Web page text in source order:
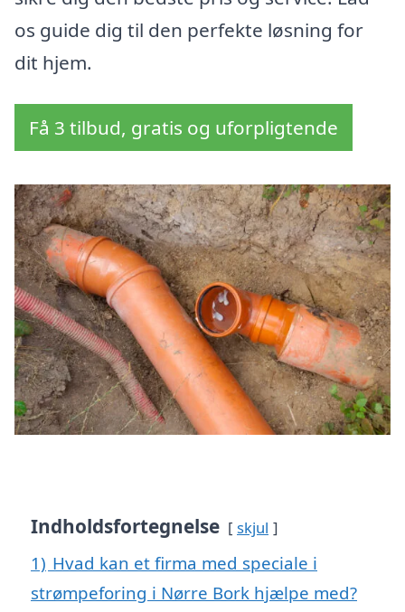
os guide dig til den perfekte løsning for
dit hjem.
Få 3 tilbud, gratis og uforpligtende
Indholdsfortegnelse skjul
1) Hvad kan et firma med speciale i
strømpeforing i Nørre Bork hjælpe med?